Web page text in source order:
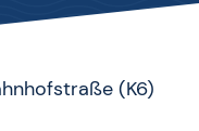
(K6)